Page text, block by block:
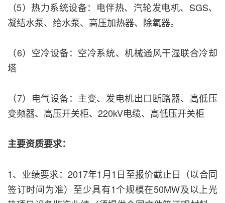
（5）热力系统设备：电伴热、汽轮发电机、SGS、
凝结水泵、给水泵、高压加热器、除氧器。
（6）空冷设备：空冷系统、机械通风干湿联合冷却
塔
（7）电气设备：主变、发电机出口断路器、高低压
变频器、高压开关柜、220kV电缆、高低压开关柜
主要资质要求：
1、业绩要求：2017年1月1日至报价截止日（以合同
签订时间为准）至少具有1个规模在50MW及以上光